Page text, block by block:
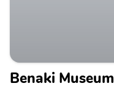
Benaki Museum